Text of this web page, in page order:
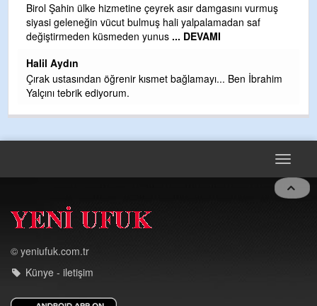
Birol Şahin ülke hizmetine çeyrek asır damgasını vurmuş
siyasi geleneğin vücut bulmuş hali yalpalamadan saf
değiştirmeden küsmeden yunus ... DEVAMI
Halil Aydın
Çırak ustasından öğrenir kısmet bağlamayı... Ben İbrahim
Yalçını tebrik ediyorum.
Toggle
© yeniufuk.com.tr
Künye - iletişim